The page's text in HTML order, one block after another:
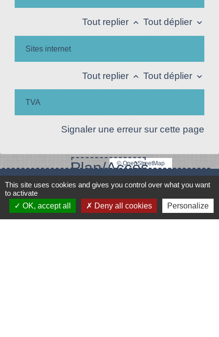
Tout replier keyboard_arrow_up Tout déplier keyboard_arrow_down
Sites internet
Tout replier keyboard_arrow_up Tout déplier keyboard_arrow_down
TVA
Signaler une erreur sur cette page
Plan/Accès
© OpenStreetMap
Contacts
Mairie de Le Vigeant
7, place Saint-Georges
This site uses cookies and gives you control over what you want
to activate
OK, accept all
Deny all cookies Personalize